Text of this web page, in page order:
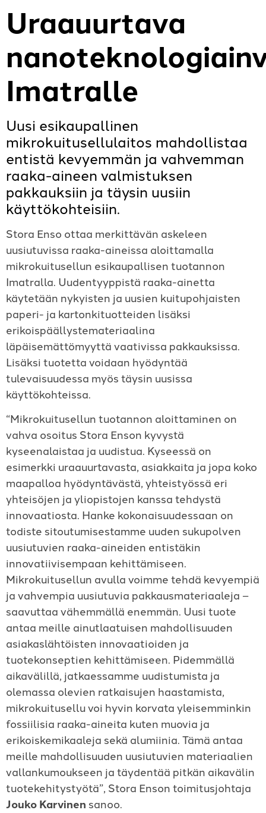
Uraauurtava
Imatralle
Uusi esikaupallinen
mikrokuitusellulaitos mahdollistaa
entistä kevyemmän ja vahvemman
raaka-aineen valmistuksen
pakkauksiin ja täysin uusiin
käyttökohteisiin.
Stora Enso ottaa merkittävän askeleen
uusiutuvissa raaka-aineissa aloittamalla
mikrokuitusellun esikaupallisen tuotannon
Imatralla. Uudentyyppistä raaka-ainetta
käytetään nykyisten ja uusien kuitupohjaisten
paperi- ja kartonkituotteiden lisäksi
erikoispäällystemateriaalina
läpäisemättömyyttä vaativissa pakkauksissa.
Lisäksi tuotetta voidaan hyödyntää
tulevaisuudessa myös täysin uusissa
käyttökohteissa.
“Mikrokuitusellun tuotannon aloittaminen on
vahva osoitus Stora Enson kyvystä
kyseenalaistaa ja uudistua. Kyseessä on
esimerkki uraauurtavasta, asiakkaita ja jopa koko
maapalloa hyödyntävästä, yhteistyössä eri
yhteisöjen ja yliopistojen kanssa tehdystä
innovaatiosta. Hanke kokonaisuudessaan on
todiste sitoutumisestamme uuden sukupolven
uusiutuvien raaka-aineiden entistäkin
innovatiivisempaan kehittämiseen.
Mikrokuitusellun avulla voimme tehdä kevyempiä
ja vahvempia uusiutuvia pakkausmateriaaleja –
saavuttaa vähemmällä enemmän. Uusi tuote
antaa meille ainutlaatuisen mahdollisuuden
asiakaslähtöisten innovaatioiden ja
tuotekonseptien kehittämiseen. Pidemmällä
aikavälillä, jatkaessamme uudistumista ja
olemassa olevien ratkaisujen haastamista,
mikrokuitusellu voi hyvin korvata yleisemminkin
fossiilisia raaka-aineita kuten muovia ja
erikoiskemikaaleja sekä alumiinia. Tämä antaa
meille mahdollisuuden uusiutuvien materiaalien
vallankumoukseen ja täydentää pitkän aikavälin
tuotekehitystyötä”, Stora Enson toimitusjohtaja
Jouko Karvinen sanoo.